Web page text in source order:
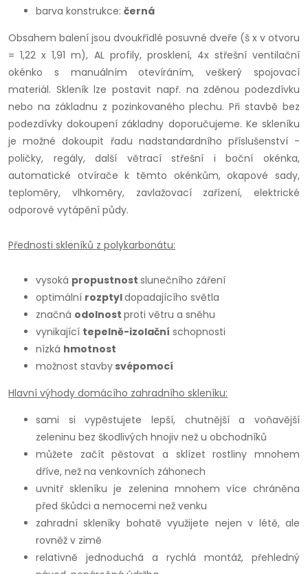
barva konstrukce: černá
Obsahem balení jsou dvoukřídlé posuvné dveře (š x v otvoru
= 1,22 x 1,91 m), AL profily, prosklení, 4x střešní ventilační
okénko s manuálním otevíráním, veškerý spojovací
materiál. Skleník lze postavit např. na zděnou podezdívku
nebo na základnu z pozinkovaného plechu. Při stavbě bez
podezdívky dokoupení základny doporučujeme. Ke skleníku
je možné dokoupit řadu nadstandardního příslušenství -
poličky, regály, další větrací střešní i boční okénka,
automatické otvírače k těmto okénkům, okapové sady,
teploměry, vlhkoměry, zavlažovací zařízení, elektrické
odporové vytápění půdy.
Přednosti skleníků z polykarbonátu:
vysoká propustnost slunečního záření
optimální rozptyldopadajícího světla
značná odolnost proti větru a sněhu
vynikající tepelně-izolační schopnosti
nízká hmotnost
možnost stavby svépomocí
Hlavní výhody domácího zahradního skleníku:
sami si vypěstujete lepší, chutnější a voňavější
zeleninu bez škodlivých hnojiv než u obchodníků
můžete začít pěstovat a sklízet rostliny mnohem
dříve, než na venkovních záhonech
uvnitř skleníku je zelenina mnohem více chráněna
před škůdci a nemocemi než venku
zahradní skleníky bohatě využijete nejen v létě, ale
rovněž v zimě
relativně jednoduchá a rychlá montáž, přehledný